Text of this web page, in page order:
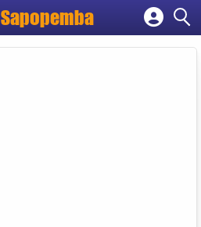
Sapopemba
Cadastrar empresa